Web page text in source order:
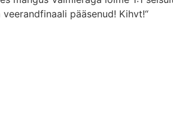
pääsenud! Kihvt!“